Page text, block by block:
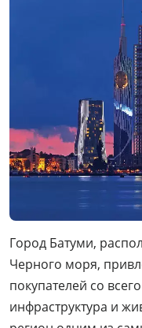
Город Батуми,
Черного моря,
покупателей со
инфраструктура и